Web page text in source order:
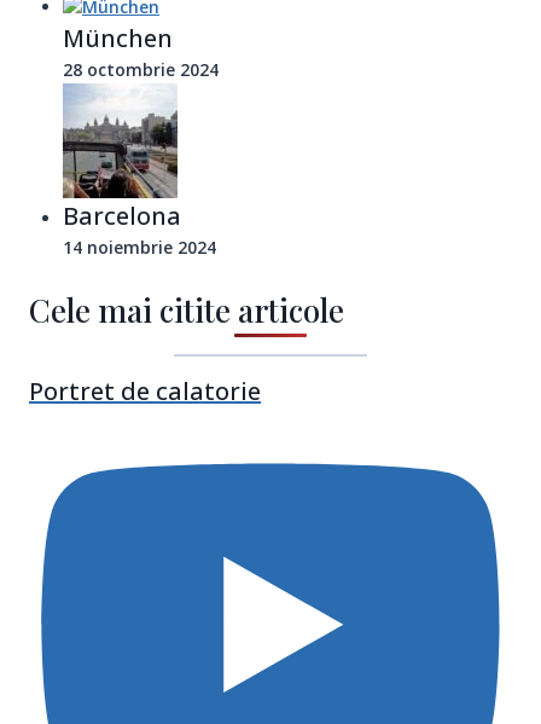
München
28 octombrie 2024
Barcelona
14 noiembrie 2024
Cele mai citite articole
Portret de calatorie